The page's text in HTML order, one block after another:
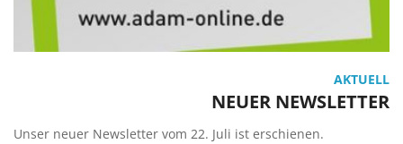
AKTUELL
NEUER NEWSLETTER
Unser neuer Newsletter vom 22. Juli ist erschienen.